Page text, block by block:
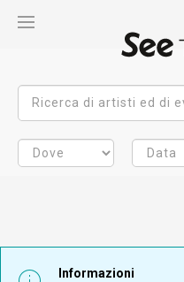
Informazioni